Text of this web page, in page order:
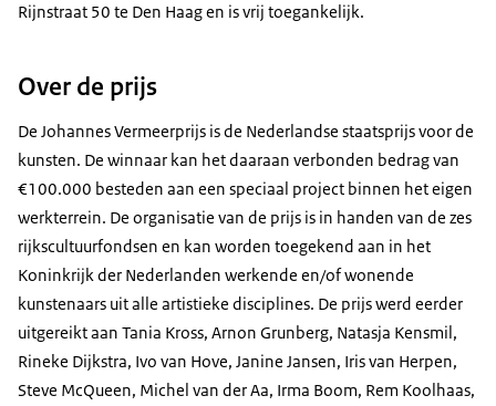
Rijnstraat 50 te Den Haag en is vrij toegankelijk.
Over de prijs
De Johannes Vermeerprijs is de Nederlandse staatsprijs voor de
kunsten. De winnaar kan het daaraan verbonden bedrag van
€100.000 besteden aan een speciaal project binnen het eigen
werkterrein. De organisatie van de prijs is in handen van de zes
rijkscultuurfondsen en kan worden toegekend aan in het
Koninkrijk der Nederlanden werkende en/of wonende
kunstenaars uit alle artistieke disciplines. De prijs werd eerder
uitgereikt aan Tania Kross, Arnon Grunberg, Natasja Kensmil,
Rineke Dijkstra, Ivo van Hove, Janine Jansen, Iris van Herpen,
Steve McQueen, Michel van der Aa, Irma Boom, Rem Koolhaas,